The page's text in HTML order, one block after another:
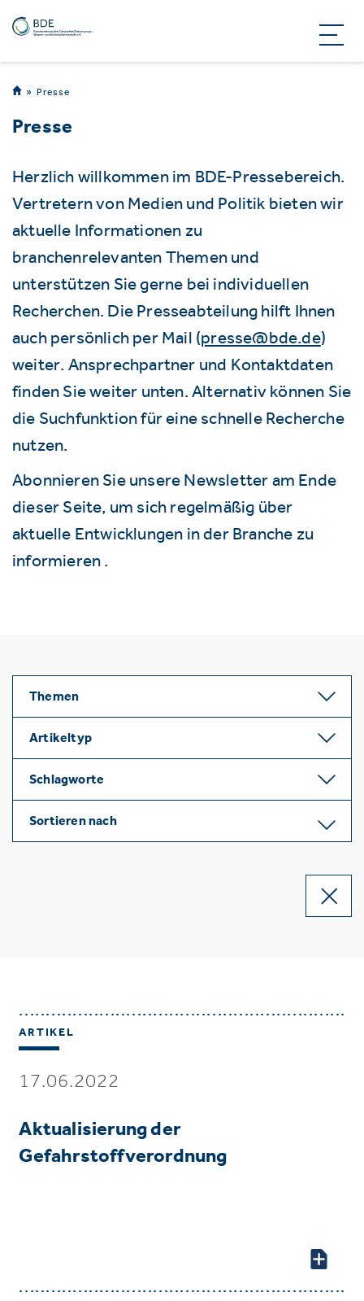
Presse
Presse
Herzlich willkommen im BDE-Pressebereich.
Vertretern von Medien und Politik bieten wir
aktuelle Informationen zu
branchenrelevanten Themen und
unterstützen Sie gerne bei individuellen
Recherchen. Die Presseabteilung hilft Ihnen
auch persönlich per Mail (presse@bde.de)
weiter. Ansprechpartner und Kontaktdaten
finden Sie weiter unten. Alternativ können Sie
die Suchfunktion für eine schnelle Recherche
nutzen.
Abonnieren Sie unsere Newsletter am Ende
dieser Seite, um sich regelmäßig über
aktuelle Entwicklungen in der Branche zu
informieren .
Themen
Artikeltyp
Schlagworte
Sortieren nach
ARTIKEL
17.06.2022
Aktualisierung der
Gefahrstoffverordnung